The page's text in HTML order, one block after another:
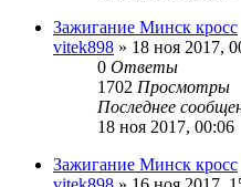
Зажигание Минск кросс
vitek898 » 18 ноя 2017,
0 Ответы
1702 Просмотры
Последнее
18 ноя 2017, 00:06
Зажигание Минск кросс